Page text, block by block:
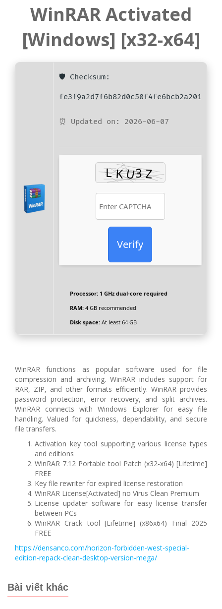
WinRAR Activated
[Windows] [x32-x64]
🛡️ Checksum:
fe3f9a2d7f6b82d0c50f4fe6bcb2a201
⏰ Updated on: 2026-06-07
Verify
Processor:1 GHz dual-core required
RAM:4 GB recommended
Disk space:At least 64 GB
WinRAR functions as popular software used for file
compression and archiving. WinRAR includes support for
RAR, ZIP, and other formats efficiently. WinRAR provides
password protection, error recovery, and split archives.
WinRAR connects with Windows Explorer for easy file
handling. Valued for quickness, dependability, and secure
file transfers.
Activation key tool supporting various license types
and editions
WinRAR 7.12 Portable tool Patch (x32-x64) [Lifetime]
FREE
Key file rewriter for expired license restoration
WinRAR License[Activated] no Virus Clean Premium
License updater software for easy license transfer
between PCs
WinRAR Crack tool [Lifetime] (x86x64) Final 2025
FREE
https://densanco.com/horizon-forbidden-west-special-
edition-repack-clean-desktop-version-mega/
Bài viết khác